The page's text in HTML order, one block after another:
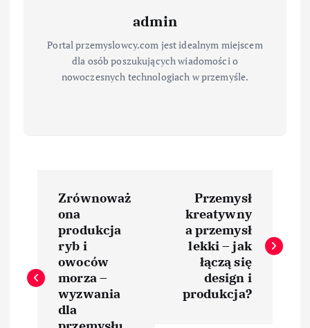
admin
Portal przemyslowcy.com jest idealnym miejscem
dla osób poszukujących wiadomości o
nowoczesnych technologiach w przemyśle.
i
Zrównoważ
ona
produkcja
ryb i
owoców
morza –
wyzwania
dla
Przemysł
kreatywny
a przemysł
lekki – jak
łączą się
design i
produkcja?